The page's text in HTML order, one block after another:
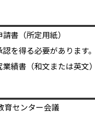
書（所定用紙）
を得る必要があります。
績書（和文または英文）
育センター会議